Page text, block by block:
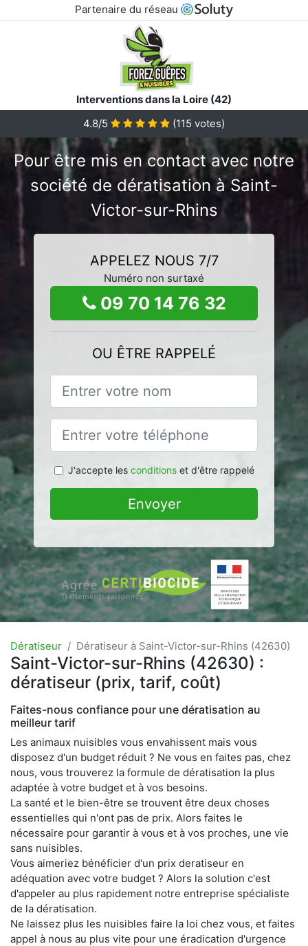
Partenaire du réseau
Interventions dans la Loire (42)
4.8/5
(115 votes)
Pour être mis en contact avec notre
société de dératisation à Saint-
Victor-sur-Rhins
APPELEZ NOUS 7/7
Numéro non surtaxé
09 70 14 76 32
OU ÊTRE RAPPELÉ
J'accepte les conditionset d'être rappelé
Envoyer
Dératiseur Dératiseur à Saint-Victor-sur-Rhins (42630)
Saint-Victor-sur-Rhins (42630) :
dératiseur (prix, tarif, coût)
Faites-nous confiance pour une dératisation au
meilleur tarif
Les animaux nuisibles vous envahissent mais vous
disposez d'un budget réduit ? Ne vous en faites pas, chez
nous, vous trouverez la formule de dératisation la plus
adaptée à votre budget et à vos besoins.
La santé et le bien-être se trouvent être deux choses
essentielles qui n'ont pas de prix. Alors faites le
nécessaire pour garantir à vous et à vos proches, une vie
sans nuisibles.
Vous aimeriez bénéficier d'un prix deratiseur en
adéquation avec votre budget ? Alors la solution c'est
d'appeler au plus rapidement notre entreprise spécialiste
de la dératisation.
Ne laissez plus les nuisibles faire la loi chez vous, et faites
appel à nous au plus vite pour une éradication d'urgence